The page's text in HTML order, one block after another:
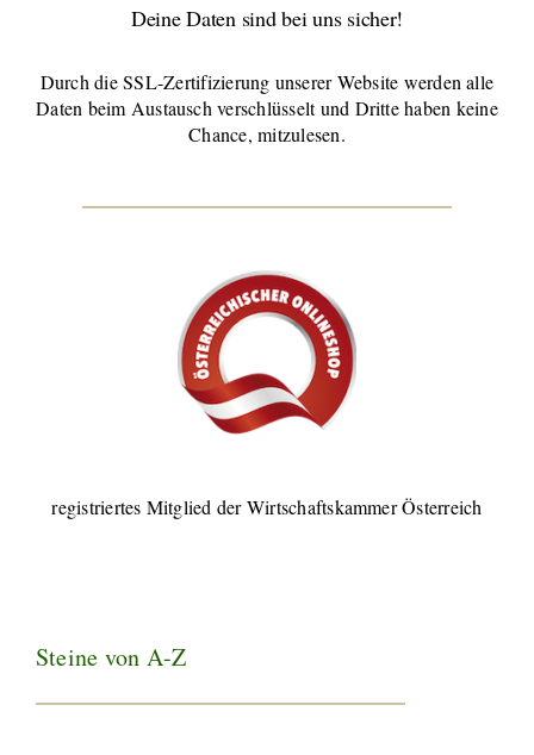
Deine Daten sind bei uns sicher!
Durch die SSL-Zertifizierung unserer Website werden alle
Daten beim Austausch verschlüsselt und Dritte haben keine
Chance, mitzulesen.
registriertes Mitglied der Wirtschaftskammer Österreich
Steine von A-Z